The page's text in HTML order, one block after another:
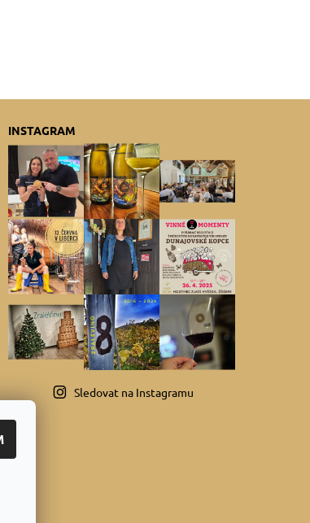
INSTAGRAM
Sledovat na Instagramu